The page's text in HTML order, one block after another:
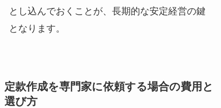
とし込んでおくことが、長期的な安定経営の鍵
となります。
定款作成を専門家に依頼する場合の費用と
選び方